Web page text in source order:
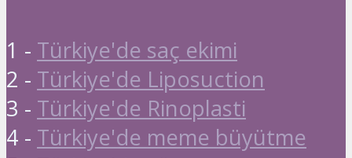
1 - Türkiye'de saç ekimi
2 - Türkiye'de Liposuction
3 - Türkiye'de Rinoplasti
4 - Türkiye'de meme büyütme